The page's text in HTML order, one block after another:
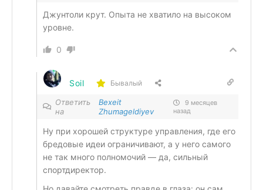
Джунтоли крут. Опыта не хватило на высоком
уровне.
0
Soil Бывалый
Ответить
на
Bexeit
Zhumageldiyev
9 месяцев
назад
Ну при хорошей структуре управления, где его
бредовые идеи ограничивают, а у него самого
не так много полномочий — да, сильный
спортдиректор.